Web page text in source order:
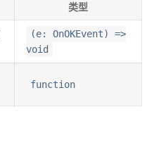
类型
(e: OnOKEvent) =>
void
function